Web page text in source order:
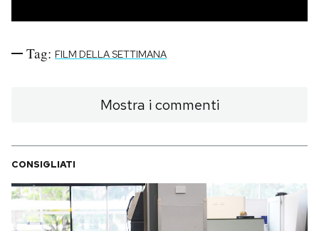
Tag: FILM DELLA SETTIMANA
Mostra i commenti
CONSIGLIATI